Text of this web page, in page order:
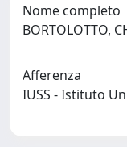
Nome completo
BORTOLOTTO,
Afferenza
IUSS - Istituto